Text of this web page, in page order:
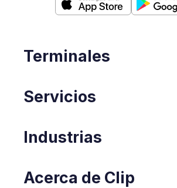
Terminales
Servicios
Industrias
Acerca de Clip